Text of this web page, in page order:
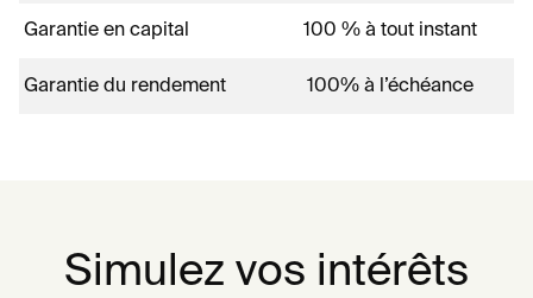
Garantie en capital 100 % à tout instant
Garantie du rendement 100% à l’échéance
Simulez vos intérêts